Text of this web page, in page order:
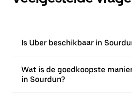
Is Uber beschikbaar in
Wat is de goedkoopste
in Sourdun?